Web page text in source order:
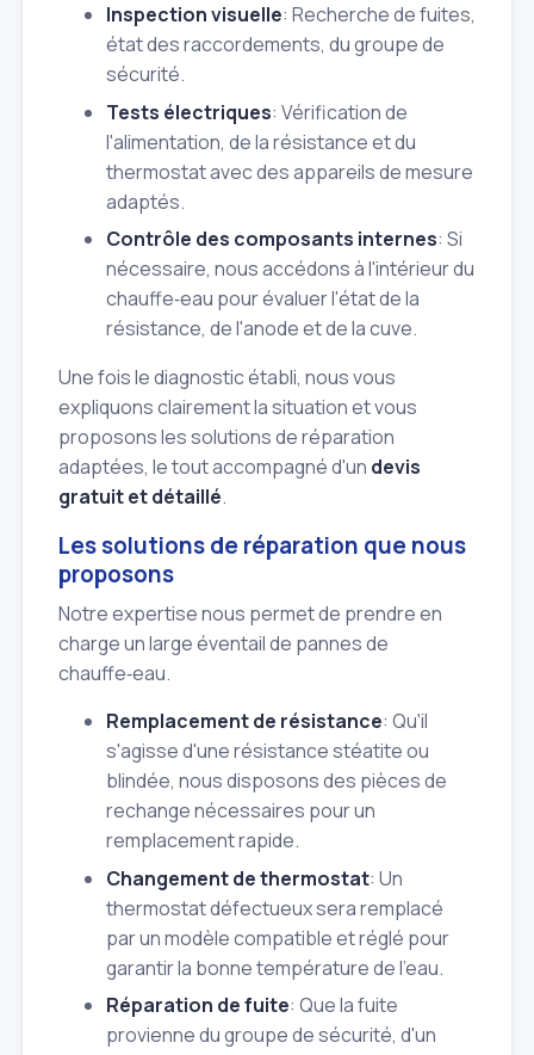
Inspection visuelle: Recherche de fuites,
état des raccordements, du groupe de
sécurité.
Tests électriques: Vérification de
l'alimentation, de la résistance et du
thermostat avec des appareils de mesure
adaptés.
Contrôle des composants internes: Si
nécessaire, nous accédons à l'intérieur du
chauffe‑eau pour évaluer l'état de la
résistance, de l'anode et de la cuve.
Une fois le diagnostic établi, nous vous
expliquons clairement la situation et vous
proposons les solutions de réparation
adaptées, le tout accompagné d'un devis
gratuit et détaillé.
Les solutions de réparation que nous
proposons
Notre expertise nous permet de prendre en
charge un large éventail de pannes de
chauffe‑eau.
Remplacement de résistance: Qu'il
s'agisse d'une résistance stéatite ou
blindée, nous disposons des pièces de
rechange nécessaires pour un
remplacement rapide.
Changement de thermostat: Un
thermostat défectueux sera remplacé
par un modèle compatible et réglé pour
garantir la bonne température de l'eau.
Réparation de fuite: Que la fuite
provienne du groupe de sécurité, d'un